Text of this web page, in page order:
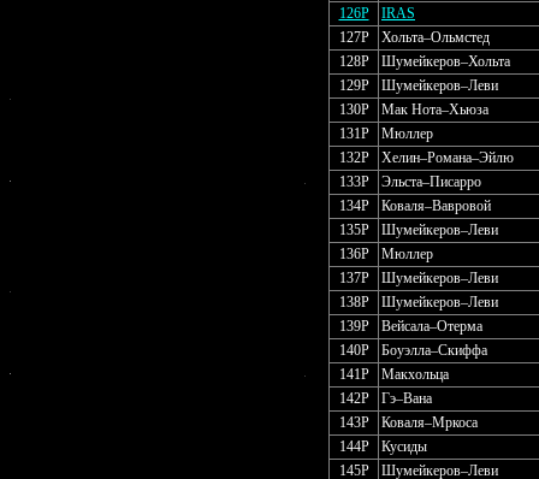
126P
IRAS
127P
Хольта–Ольмстед
128P
Шумейкеров–Хольта
129P
Шумейкеров–Леви
130P
Мак Нота–Хьюза
131P
Мюллер
132P
Хелин–Романа–Эйлю
133P
Эльста–Писарро
134P
Коваля–Вавровой
135P
Шумейкеров–Леви
136P
Мюллер
137P
Шумейкеров–Леви
138P
Шумейкеров–Леви
139P
Вейсала–Отерма
140P
Боуэлла–Скиффа
141P
Макхольца
142P
Гэ–Вана
143P
Коваля–Мркоса
144P
Кусиды
145P
Шумейкеров–Леви